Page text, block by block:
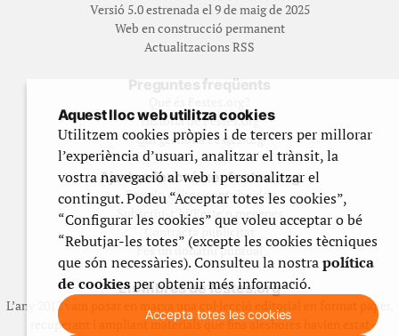
Versió 5.0 estrenada el 9 de maig de 2025
Web en construcció permanent
Actualitzacions RSS
Preguntes freqüents
Història de Festes.org
Qui gestiona Festes.org
Ajuda a fer créixer festes.org
Feste’n editor/contribuidor
Subscriu-t’hi/Feste’n mecenes
Contracta publicitat
Fes un donatiu puntual
Els llibres de festes.org
L’any 2012 vam posar en marxa una col·lecció editorial en format paper,
recuperant i ampliant materials que fins aleshores havien estat
Aquest lloc web utilitza cookies
Utilitzem cookies pròpies i de tercers per millorar
l’experiència d’usuari, analitzar el trànsit, la
vostra navegació al web i personalitzar el
contingut. Podeu “Acceptar totes les cookies”,
“Configurar les cookies” que voleu acceptar o bé
“Rebutjar-les totes” (excepte les cookies tècniques
que són necessàries). Consulteu la nostrapolítica
de cookiesper obtenir més informació.
Accepta totes les cookies